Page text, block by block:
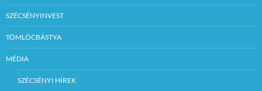
SZÉCSÉNYINVEST
TÖMLÖCBÁSTYA
MÉDIA
SZÉCSÉNYI HÍREK